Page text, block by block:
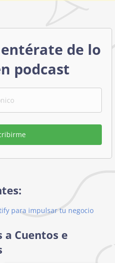
de lo
podcast
para impulsar tu negocio
a Cuentos e